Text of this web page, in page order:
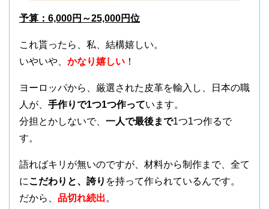
予算：6,000円～25,000円位
これ貰ったら、私、結構嬉しい。
いやいや、 かなり嬉しい ！
ヨーロッパから、厳選された皮革を輸入し、日本の職
人が、 手作りで1つ1つ作っています。
分担とかしないで、 一人で最後まで1つ1つ作るで
す。
語ればキリが無いのですが、材料から制作まで、全て
にこだわりと、誇り を持って作られているんです。
だから、 品切れ続出。